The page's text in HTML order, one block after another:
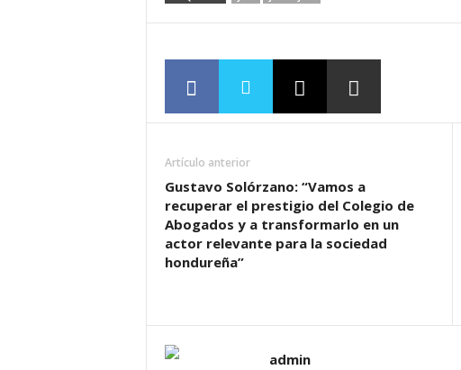
Artículo anterior
Gustavo Solórzano: “Vamos a
recuperar el prestigio del Colegio de
Abogados y a transformarlo en un
actor relevante para la sociedad
hondureña”
admin